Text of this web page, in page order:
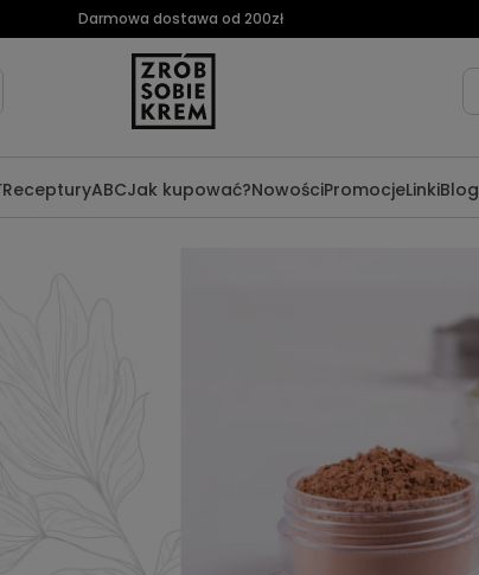
Darmowa dostawa od 200zł
RecepturyABCJak kupować?NowościPromocjeLinkiBlog